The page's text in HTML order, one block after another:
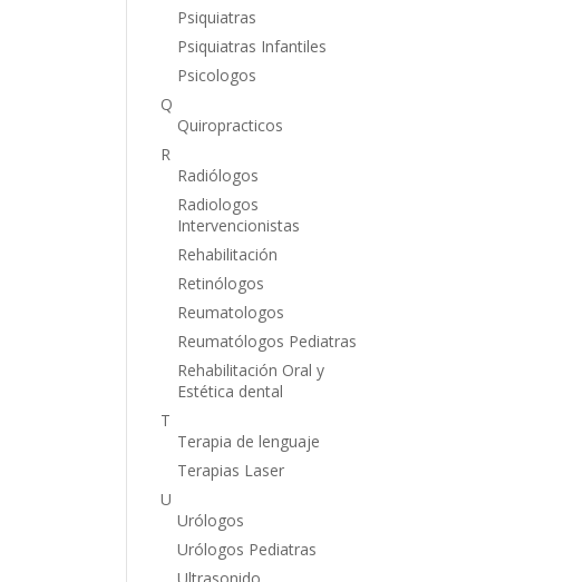
Psiquiatras
Psiquiatras Infantiles
Psicologos
Q
Quiropracticos
R
Radiólogos
Radiologos
Intervencionistas
Rehabilitación
Retinólogos
Reumatologos
Reumatólogos Pediatras
Rehabilitación Oral y
Estética dental
T
Terapia de lenguaje
Terapias Laser
U
Urólogos
Urólogos Pediatras
Ultrasonido